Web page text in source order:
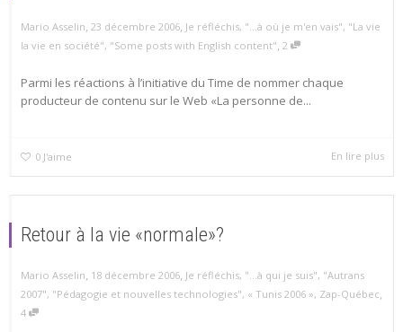
Mario Asselin, 23 décembre 2006, Je réfléchis, "...à où je m'en vais", "La vie
la vie en société", "Some posts with English content", 2
Parmi les réactions à l’initiative du Time de nommer chaque
producteur de contenu sur le Web «La personne de...
0 J'aime En lire plus
Retour à la vie «normale»?
Mario Asselin, 18 décembre 2006, Je réfléchis, "...à qui je suis", "Autrans
2007", "Pédagogie et nouvelles technologies", « Tunis 2006 », Zap-Québec,
4